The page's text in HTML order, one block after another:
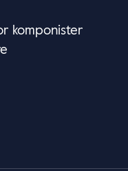
komponister